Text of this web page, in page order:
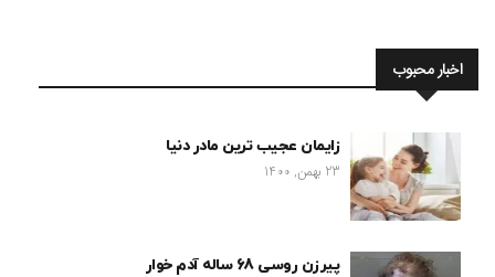
اخبار محبوب
زایمان عجیب ترین مادر دنیا
23 بهمن, 1400
پیرزن روسی 68 ساله آدم خوار